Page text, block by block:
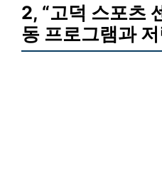
2, “고덕 스포츠
동 프로그램과